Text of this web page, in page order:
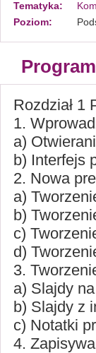
Tematyka:
Poziom:
Program
Rozdział 1
1.
a)
b) Interfejs
2. Nowa
a)
b)
c)
d)
3.
a) Slajdy
b) Slajdy z
c) Notatki
4.